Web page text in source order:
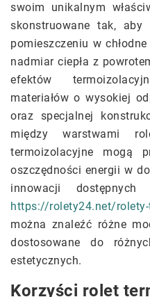
swoim unikalnym
skonstruowane tak, aby
pomieszczeniu w
nadmiar ciepła z
efektów
materiałów o wysokiej
oraz specjalnej
między warstwami
termoizolacyjne mogą
oszczędności energii w
innowacji
https://rolety24.net/
można znaleźć różne
dostosowane do
estetycznych.
Korzyści rolet